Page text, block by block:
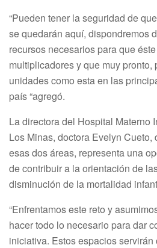
“Pueden tener la seguridad de
se quedarán aquí, dispondremos
recursos necesarios para que
multiplicadores y que muy pronto,
unidades como esta en las
país “agregó.
La directora del Hospital Materno
Los Minas, doctora Evelyn
esas dos áreas, representa una
de contribuir a la orientación de
disminución de la mortalidad
“Enfrentamos este reto y
hacer todo lo necesario para dar
iniciativa. Estos espacios